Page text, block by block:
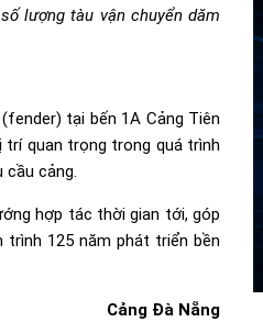
lượng tàu vận chuyển dăm
tại bến 1A Cảng Tiên
quan trọng trong quá trình
cầu cảng.
hợp tác thời gian tới, góp
125 năm phát triển bền
Cảng Đà Nẵng